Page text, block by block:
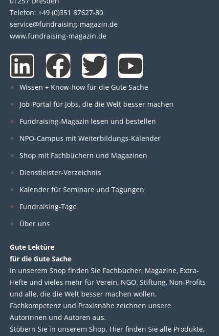
Telefon: +49 (0)351 87627-80
service@fundraising-magazin.de
www.fundraising-magazin.de
L
i
n
k
e
d
i
n
F
a
c
e
b
o
o
T
w
i
t
t
e
Y
o
u
t
u
b
Wissen + Know-how für die Gute Sache
Job-Portal für Jobs, die die Welt besser machen
Fundraising-Magazin lesen und bestellen
NPO-Campus mit Weiterbildungs-Kalender
Shop mit Fachbüchern und Magazinen
Dienstleister-Verzeichnis
Kalender für Seminare und Tagungen
Fundraising-Tage
Über uns
Gute Lektüre
für die Gute Sache
In unserem Shop finden Sie Fachbücher, Magazine, Extra-
Hefte und vieles mehr für Verein, NGO, Stiftung, Non-Profits
und alle, die die Welt besser machen wollen.
Fachkompetenz und Praxisnähe zeichnen unsere
Autorinnen und Autoren aus.
Stöbern Sie in unserem Shop. Hier finden Sie alle Produkte.